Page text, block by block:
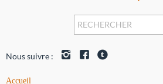
Nous suivre :
Accueil